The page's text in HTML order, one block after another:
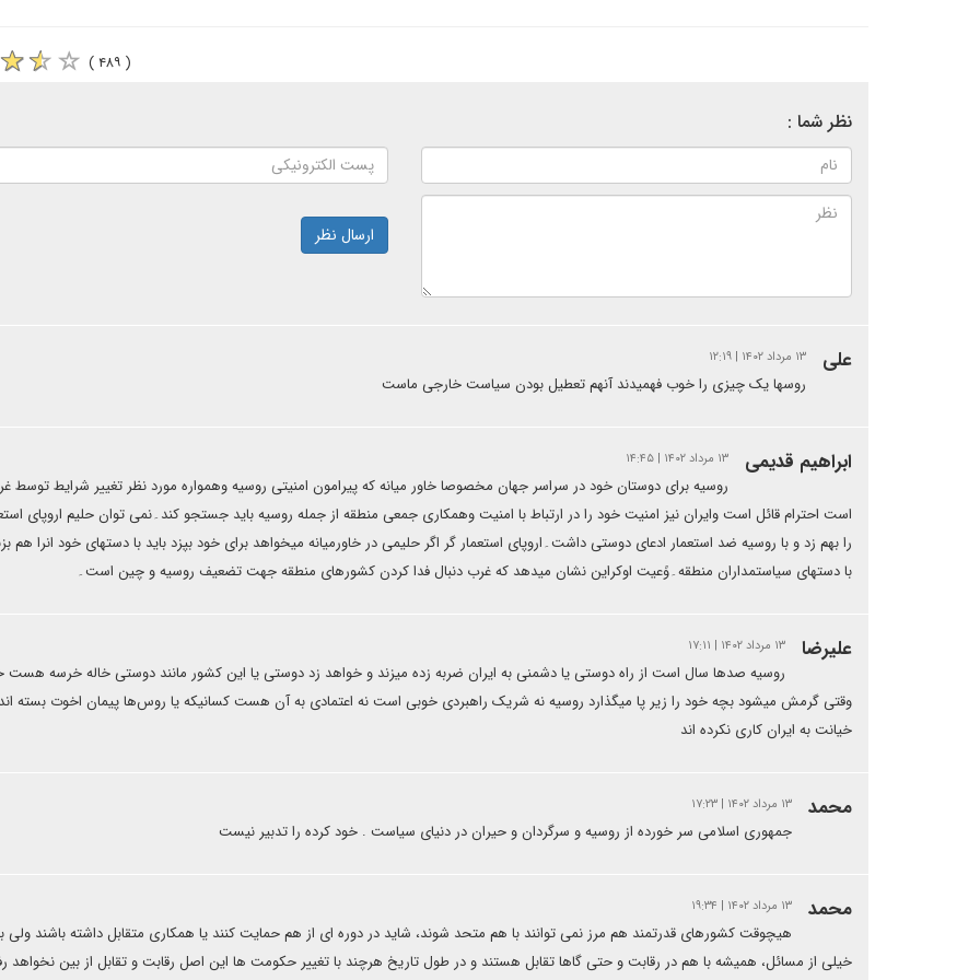
( ۴۸۹ )
نظر شما :
ارسال نظر
علی ۱۳ مرداد ۱۴۰۲ | ۱۲:۱۹
روسها یک چیزی را خوب فهمیدند آنهم تعطیل بودن سیاست خارجی ماست
ابراهیم قدیمی ۱۳ مرداد ۱۴۰۲ | ۱۴:۴۵
روسیه برای دوستان خود در سراسر جهان مخصوصا خاور میانه که پیرامون امنیتی روسیه وهمواره مورد نظر تغییر شرایط توسط
است احترام قائل است وایران نیز امنیت خود را در ارتباط با امنیت وهمکاری جمعی منطقه از جمله روسیه باید جستجو کند۔نمی توان حلیم اروپای
را بهم زد و با روسیه ضد استعمار ادعای دوستی داشت۔اروپای استعمار گر اگر حلیمی در خاورمیانه میخواهد برای خود بپزد باید با دستهای خود انرا هم
با دستهای سیاستمداران منطقه۔وًعیت اوکراین نشان میدهد که غرب دنبال فدا کردن کشورهای منطقه جهت تضعیف روسیه و چین است۔
علیرضا ۱۳ مرداد ۱۴۰۲ | ۱۷:۱۱
روسیه صدها سال است از راه دوستی یا دشمنی به ایران ضربه زده میزند و خواهد زد دوستی یا این کشور مانند دوستی خاله خرسه
وقتی گرمش میشود بچه خود را زیر پا میگذارد روسیه نه شریک راهبردی خوبی است نه اعتمادی به آن هست کسانیکه یا روس‌ها پیمان اخوت بسته
خیانت به ایران کاری نکرده اند
محمد ۱۳ مرداد ۱۴۰۲ | ۱۷:۲۳
جمهوری اسلامی سر خورده از روسیه و سرگردان و حیران در دنیای سیاست . خود کرده را تدبیر نیست
محمد ۱۳ مرداد ۱۴۰۲ | ۱۹:۳۴
هیچوقت کشورهای قدرتمند هم مرز نمی توانند با هم متحد شوند، شاید در دوره ای از هم حمایت کنند یا همکاری متقابل داشته باشند ولی
خیلی از مسائل، همیشه با هم در رقابت و حتی گاها تقابل هستند و در طول تاریخ هرچند با تغییر حکومت ها این اصل رقابت و تقابل از بین نخواهد